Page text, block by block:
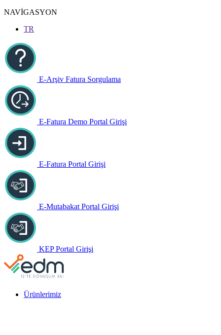
NAVİGASYON
TR
E-Arşiv Fatura Sorgulama
E-Fatura Demo Portal Girişi
E-Fatura Portal Girişi
E-Mutabakat Portal Girişi
KEP Portal Girişi
Ürünlerimiz